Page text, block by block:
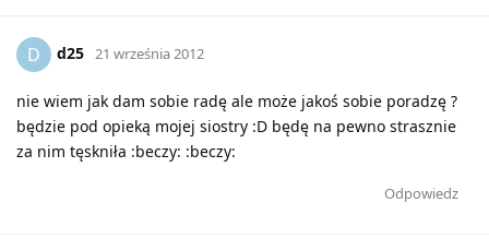
D d25 21 września 2012
nie wiem jak dam sobie radę ale może jakoś sobie poradzę ?
będzie pod opieką mojej siostry :D będę na pewno strasznie
za nim tęskniła :beczy: :beczy:
Odpowiedz